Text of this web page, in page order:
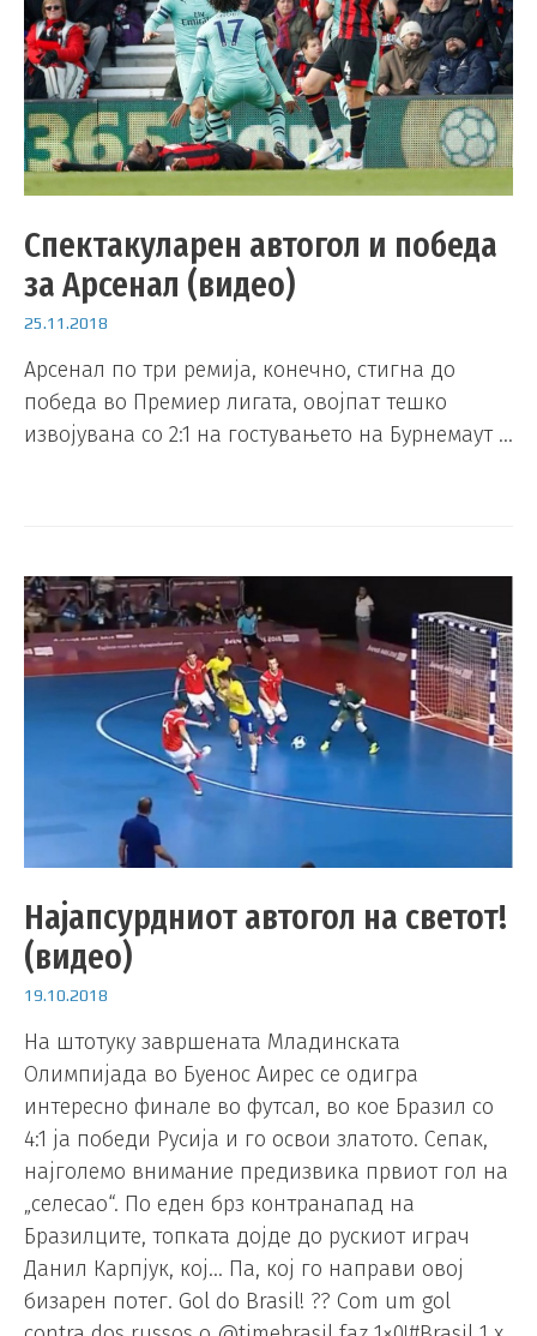
Спектакуларен автогол и победа
за Арсенал (видео)
25.11.2018
Арсенал по три ремија, конечно, стигна до
победа во Премиер лигата, овојпат тешко
извојувана со 2:1 на гостувањето на Бурнемаут …
Најапсурдниот автогол на светот!
(видео)
19.10.2018
На штотуку завршената Младинската
Олимпијада во Буенос Аирес се одигра
интересно финале во футсал, во кое Бразил со
4:1 ја победи Русија и го освои златото. Сепак,
најголемо внимание предизвика првиот гол на
„селесао“. По еден брз контранапад на
Бразилците, топката дојде до рускиот играч
Данил Карпјук, кој… Па, кој го направи овој
бизарен потег. Gol do Brasil! ?? Com um gol